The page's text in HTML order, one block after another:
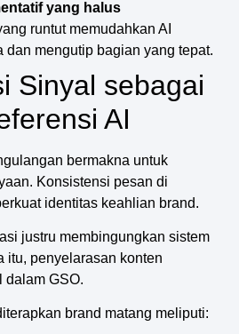
yang halus
runtut memudahkan AI
dan mengutip bagian yang tepat.
Sinyal sebagai
AI
bermakna untuk
Konsistensi pesan di
identitas keahlian brand.
justru membingungkan sistem
itu, penyelarasan konten
dalam GSO.
brand matang meliputi: